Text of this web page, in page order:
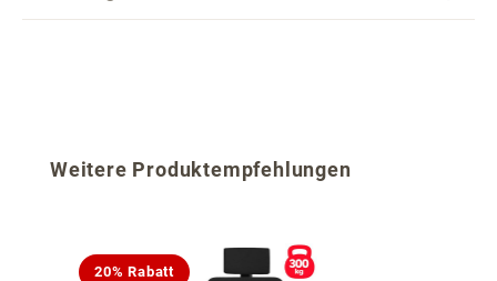
Produktgalerie überspringen
Weitere Produktempfehlungen
20% Rabatt